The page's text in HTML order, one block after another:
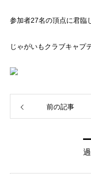
参加者27名の頂点に君臨
じゃがいもクラブキャプ
前の記事